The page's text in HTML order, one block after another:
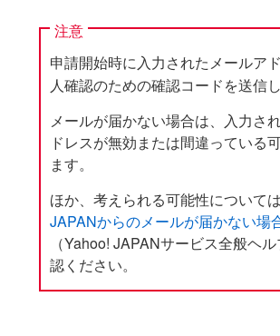
注意
申請開始時に入力されたメールア
人確認のための確認コードを送信し
メールが届かない場合は、入力さ
ドレスが無効または間違っている
ます。
ほか、考えられる可能性について
JAPANからのメールが届かない場
（Yahoo! JAPANサービス全般ヘ
認ください。